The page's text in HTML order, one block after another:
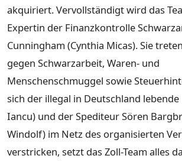
akquiriert. Vervollständigt wird das
Expertin der Finanzkontrolle
Cunningham (Cynthia Micas). Sie
gegen Schwarzarbeit, Waren- und
Menschenschmuggel sowie
sich der illegal in Deutschland
Iancu) und der Spediteur Sören
Windolf) im Netz des organisierten
verstricken, setzt das Zoll-Team alles